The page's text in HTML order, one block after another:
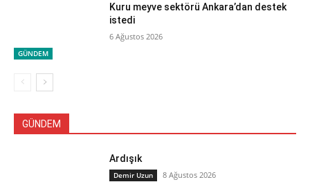
GÜNDEM
Kuru meyve sektörü Ankara’dan destek
istedi
6 Ağustos 2026
GÜNDEM
Ardışık
Demir Uzun 8 Ağustos 2026